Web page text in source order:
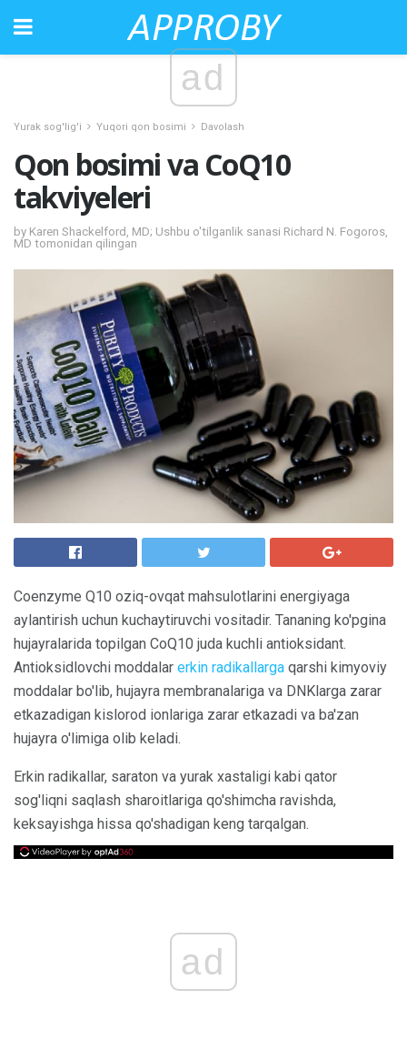
ad
Yurak sog'lig'i Yuqori qon bosimi Davolash
Qon bosimi va CoQ10
takviyeleri
by Karen Shackelford, MD; Ushbu o'tilganlik sanasi Richard N. Fogoros,
MD tomonidan qilingan
Coenzyme Q10 oziq-ovqat mahsulotlarini energiyaga
aylantirish uchun kuchaytiruvchi vositadir. Tananing ko'pgina
hujayralarida topilgan CoQ10 juda kuchli antioksidant.
Antioksidlovchi moddalar erkin radikallarga qarshi kimyoviy
moddalar bo'lib, hujayra membranalariga va DNKlarga zarar
etkazadigan kislorod ionlariga zarar etkazadi va ba'zan
hujayra o'limiga olib keladi.
Erkin radikallar, saraton va yurak xastaligi kabi qator
sog'liqni saqlash sharoitlariga qo'shimcha ravishda,
keksayishga hissa qo'shadigan keng tarqalgan.
ad